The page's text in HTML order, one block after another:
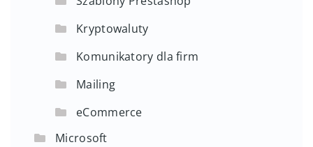
Kryptowaluty
Komunikatory dla firm
Mailing
eCommerce
Microsoft